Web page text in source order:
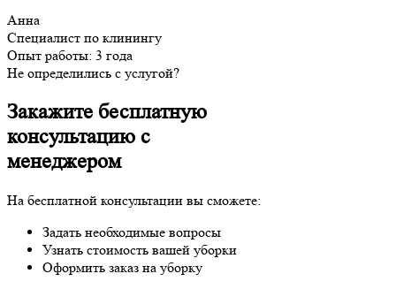
Анна
Специалист по клинингу
Опыт работы: 3 года
Не определились с услугой?
Закажите бесплатную
консультацию с
менеджером
На бесплатной консультации вы сможете:
Задать необходимые вопросы
Узнать стоимость вашей уборки
Оформить заказ на уборку